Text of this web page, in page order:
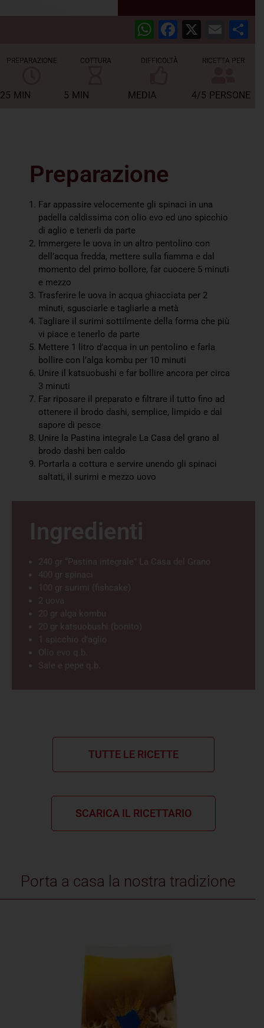
WhatsApp
Facebook
X
PREPARAZIONE
25 MIN
COTTURA
5 MIN
DIFFICOLTÀ
MEDIA
RICETTA PER
4/5 PERSONE
Preparazione
Far appassire velocemente gli spinaci in una
padella caldissima con olio evo ed uno spicchio
di aglio e tenerli da parte
Immergere le uova in un altro pentolino con
dell’acqua fredda, mettere sulla fiamma e dal
momento del primo bollore, far cuocere 5 minuti
e mezzo
Trasferire le uova in acqua ghiacciata per 2
minuti, sgusciarle e tagliarle a metà
Tagliare il surimi sottilmente della forma che più
vi piace e tenerlo da parte
Mettere 1 litro d’acqua in un pentolino e farla
bollire con l’alga kombu per 10 minuti
Unire il katsuobushi e far bollire ancora per circa
3 minuti
Far riposare il preparato e filtrare il tutto fino ad
ottenere il brodo dashi, semplice, limpido e dal
sapore di pesce
Unire la Pastina integrale La Casa del grano al
brodo dashi ben caldo
Portarla a cottura e servire unendo gli spinaci
saltati, il surimi e mezzo uovo
Ingredienti
240 gr “Pastina integrale” La Casa del Grano
400 gr spinaci
100 gr surimi (fishcake)
2 uova
20 gr alga kombu
20 gr katsuobushi (bonito)
1 spicchio d’aglio
Olio evo q.b.
Sale e pepe q.b.
TUTTE LE RICETTE
SCARICA IL RICETTARIO
Porta a casa la nostra tradizione